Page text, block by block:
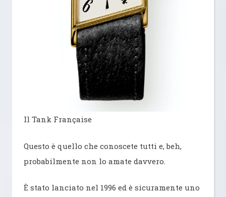
Il Tank Française
Questo è quello che conoscete tutti e, beh,
probabilmente non lo amate davvero.
È stato lanciato nel 1996 ed è sicuramente uno